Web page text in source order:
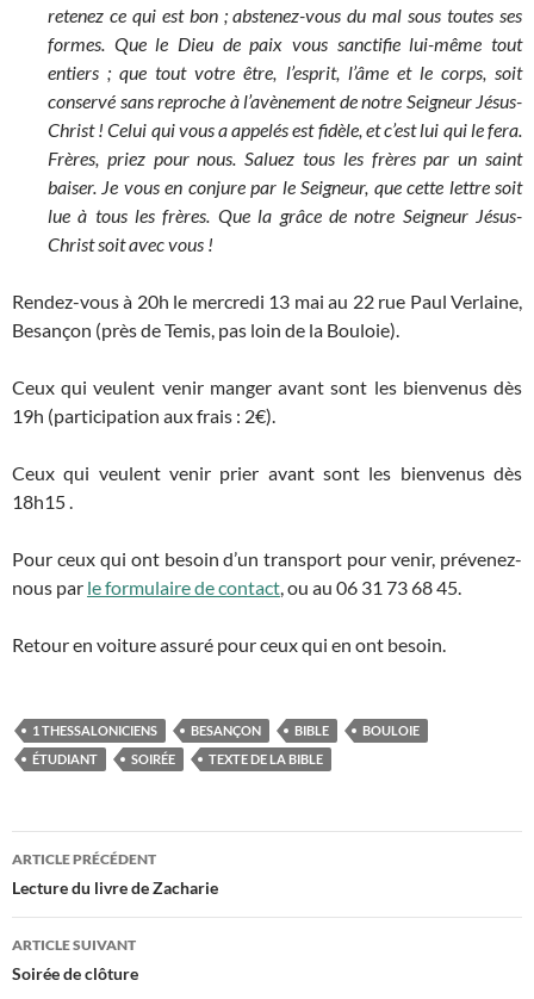
retenez ce qui est bon ; abstenez-vous du mal sous toutes ses
formes. Que le Dieu de paix vous sanctifie lui-même tout
entiers ; que tout votre être, l’esprit, l’âme et le corps, soit
conservé sans reproche à l’avènement de notre Seigneur Jésus-
Christ ! Celui qui vous a appelés est fidèle, et c’est lui qui le fera.
Frères, priez pour nous. Saluez tous les frères par un saint
baiser. Je vous en conjure par le Seigneur, que cette lettre soit
lue à tous les frères. Que la grâce de notre Seigneur Jésus-
Christ soit avec vous !
Rendez-vous à 20h le mercredi 13 mai au 22 rue Paul Verlaine,
Besançon (près de Temis, pas loin de la Bouloie).
Ceux qui veulent venir manger avant sont les bienvenus dès
19h (participation aux frais : 2€).
Ceux qui veulent venir prier avant sont les bienvenus dès
18h15 .
Pour ceux qui ont besoin d’un transport pour venir, prévenez-
nous par le formulaire de contact, ou au 06 31 73 68 45.
Retour en voiture assuré pour ceux qui en ont besoin.
1 THESSALONICIENS BESANÇON BIBLE
BOULOIE
ÉTUDIANT
SOIRÉE TEXTE DE LA BIBLE
Navigation
des
articles
ARTICLE PRÉCÉDENT
Lecture du livre de Zacharie
ARTICLE SUIVANT
Soirée de clôture